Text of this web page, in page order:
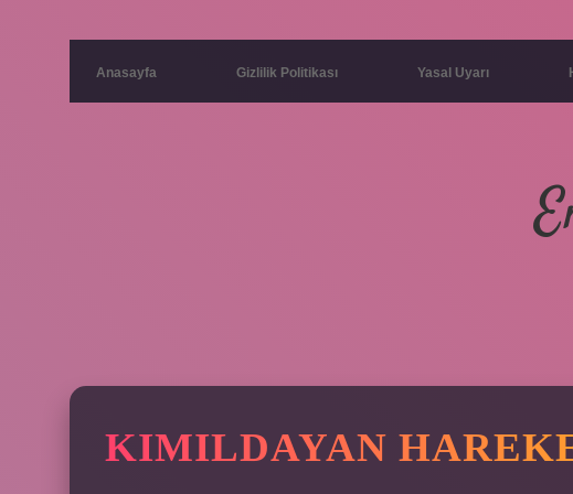
Anasayfa Gizlilik Politikası Yasal Uyarı
KIMILDAYAN